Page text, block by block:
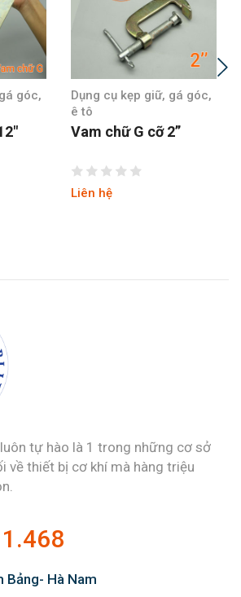
góc,
Dụng cụ kẹp giữ, gá góc,
ê tô
Vam chữ G cỡ 2”
Liên hệ
tự hào là 1 trong những cơ sở
về thiết bị cơ khí mà hàng triệu
Bảng- Hà Nam